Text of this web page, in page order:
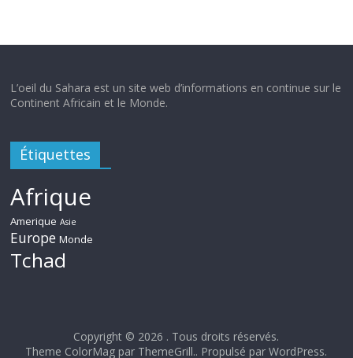
L’oeil du Sahara est un site web d’informations en continue sur le
Continent Africain et le Monde.
Étiquettes
Afrique
Amerique Asie
Europe Monde
Tchad
Copyright © 2026 . Tous droits réservés.
Theme ColorMag par ThemeGrill.. Propulsé parWordPress.